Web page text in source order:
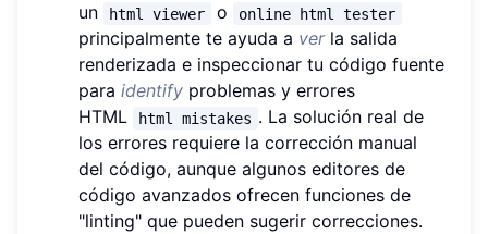
un
html viewer o online html tester
principalmente te ayuda a verla salida
renderizada e inspeccionar tu código fuente
para identify problemas y errores
HTML
html mistakes . La solución real de
los errores requiere la corrección manual
del código, aunque algunos editores de
código avanzados ofrecen funciones de
"linting" que pueden sugerir correcciones.